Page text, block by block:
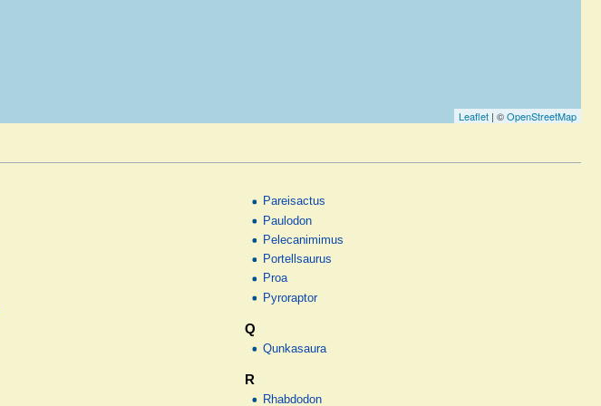
Leaflet | ©OpenStreetMap
Pareisactus
Paulodon
Pelecanimimus
Portellsaurus
Proa
Pyroraptor
Q
Qunkasaura
R
Rhabdodon